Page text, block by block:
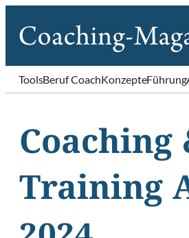
ToolsBeruf CoachKonzepteFührung
Coaching
Training